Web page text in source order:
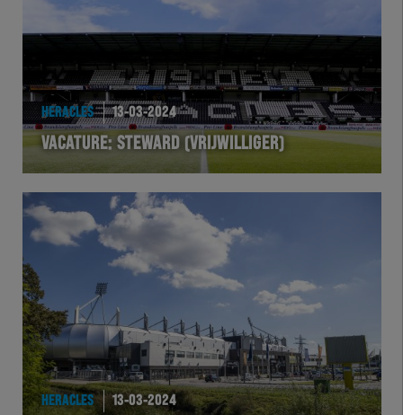
Wedstrijd
BusinessClub
Herakids
Team Zwart Wit
Futsal
eSports
Academie
HERACLES 13-03-2024
VACATURE: STEWARD (VRIJWILLIGER)
HERACLES 13-03-2024